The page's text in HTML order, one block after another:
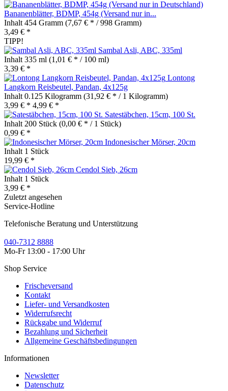
Bananenblätter, BDMP, 454g (Versand nur in...
Inhalt 454 Gramm (7,67 € * / 998 Gramm)
3,49 € *
TIPP!
Sambal Asli, ABC, 335ml
Inhalt 335 ml (1,01 € * / 100 ml)
3,39 € *
Lontong
Langkorn Reisbeutel, Pandan, 4x125g
Inhalt 0.125 Kilogramm (31,92 € * / 1 Kilogramm)
3,99 € * 4,99 € *
Satestäbchen, 15cm, 100 St.
Inhalt 200 Stück (0,00 € * / 1 Stück)
0,99 € *
Indonesischer Mörser, 20cm
Inhalt 1 Stück
19,99 € *
Cendol Sieb, 26cm
Inhalt 1 Stück
3,99 € *
Zuletzt angesehen
Service-Hotline
Telefonische Beratung und Unterstützung
040-7312 8888
Mo-Fr 13:00 - 17:00 Uhr
Shop Service
Frischeversand
Kontakt
Liefer- und Versandkosten
Widerrufsrecht
Rückgabe und Widerruf
Bezahlung und Sicherheit
Allgemeine Geschäftsbedingungen
Informationen
Newsletter
Datenschutz